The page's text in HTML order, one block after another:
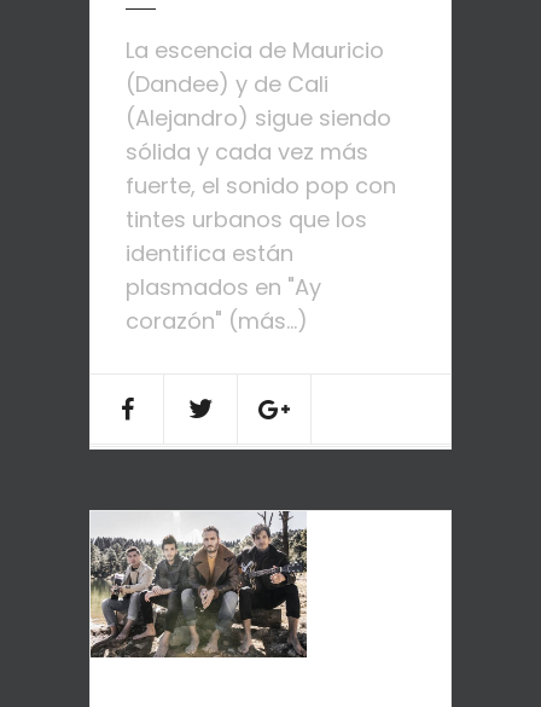
La escencia de Mauricio
(Dandee) y de Cali
(Alejandro) sigue siendo
sólida y cada vez más
fuerte, el sonido pop con
tintes urbanos que los
identifica están
plasmados en "Ay
corazón" (más…)